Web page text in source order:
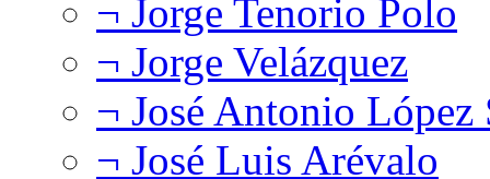
¬ Jorge Tenorio Polo
¬ Jorge Velázquez
¬ José Antonio López
¬ José Luis Arévalo